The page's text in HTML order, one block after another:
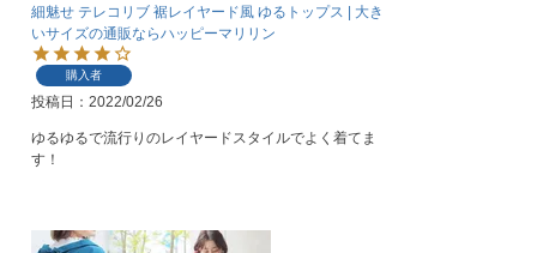
細魅せ テレコリブ 裾レイヤード風 ゆるトップス | 大き
いサイズの通販ならハッピーマリリン
購入者
投稿日 2022/02/26
ゆるゆるで流行りのレイヤードスタイルでよく着てま
す！